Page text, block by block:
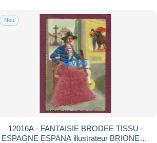
Neu
12016A - FANTAISIE BRODEE TISSU -
ESPAGNE ESPANA illustrateur BRIONES -